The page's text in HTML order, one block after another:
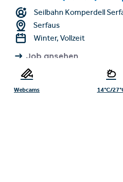
Webcams 14°C/
Seilbahn Komperdell
Serfaus
Winter, Vollzeit
Job ansehen